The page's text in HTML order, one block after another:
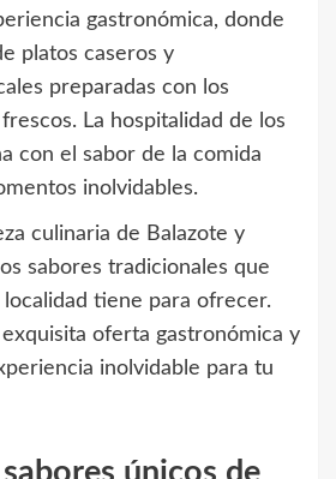
gastronómica, donde
platos caseros y
preparadas con los
La hospitalidad de los
con el sabor de la comida
inolvidables.
culinaria de Balazote y
sabores tradicionales que
tiene para ofrecer.
oferta gastronómica y
inolvidable para tu
únicos de